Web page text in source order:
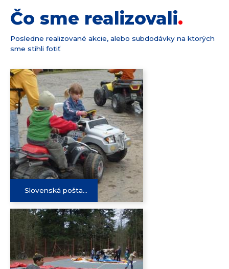
Čo sme realizovali
Posledne realizované akcie, alebo subdodávky na ktorých
sme stihli fotiť
Slovenská pošta...